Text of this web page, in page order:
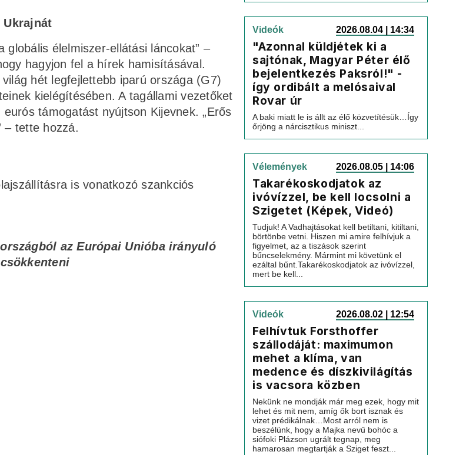
Ukrajnát
élelmiszer-ellátási láncokat” –
hagyjon fel a hírek hamisításával.
hét legfejlettebb iparú országa (G7)
kielégítésében. A tagállami vezetőket
támogatást nyújtson Kijevnek. „Erős
– tette hozzá.
is vonatkozó szankciós
az Európai Unióba irányuló
Videók 2026.08.04 | 14:34
"Azonnal küldjétek ki a
sajtónak, Magyar Péter élő
bejelentkezés Paksról!" -
így ordibált a melósaival
Rovar úr
A baki miatt le is állt az élő közvetítésük…Így
őrjöng a nárcisztikus miniszt...
Vélemények 2026.08.05 | 14:06
Takarékoskodjatok az
ivóvízzel, be kell locsolni a
Szigetet (Képek, Videó)
Tudjuk! A Vadhajtásokat kell betiltani, kitiltani,
börtönbe vetni. Hiszen mi amire felhívjuk a
figyelmet, az a tiszások szerint
bűncselekmény. Mármint mi követünk el
ezáltal bűnt.Takarékoskodjatok az ivóvízzel,
mert be kell...
Videók 2026.08.02 | 12:54
Felhívtuk Forsthoffer
szállodáját: maximumon
mehet a klíma, van
medence és díszkivilágítás
is vacsora közben
Nekünk ne mondják már meg ezek, hogy mit
lehet és mit nem, amíg ők bort isznak és
vizet prédikálnak…Most arról nem is
beszélünk, hogy a Majka nevű bohóc a
siófoki Plázson ugrált tegnap, meg
hamarosan megtartják a Sziget feszt...